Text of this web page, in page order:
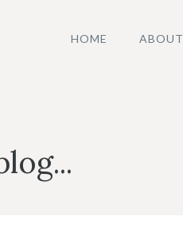
HOME ABOUT